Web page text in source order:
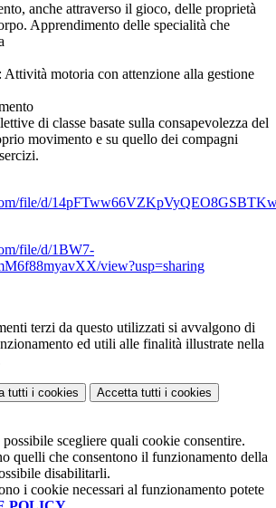
anche attraverso il gioco, delle proprietà
Apprendimento delle specialità che
Attività motoria con attenzione alla gestione
di classe basate sulla consapevolezza del
movimento e su quello dei compagni
file/d/
file/d/1BW7-
view?usp=sharing
terzi da questo utilizzati si avvalgono di
ed utili alle finalità illustrate nella
tutti i cookies Accetta tutti i cookies
possibile scegliere quali cookie consentire.
quelli che consentono il funzionamento della
disabilitarli.
i cookie necessari al funzionamento potete